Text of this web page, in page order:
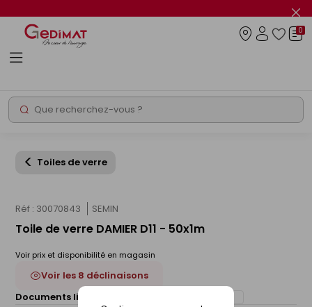
le
info
Rechercher
0
Toiles de verre
Réf : 30070843 SEMIN
Toile de verre DAMIER D11 - 50x1m
Voir prix et disponibilité en magasin
Voir les 8 déclinaisons
Documents liés :